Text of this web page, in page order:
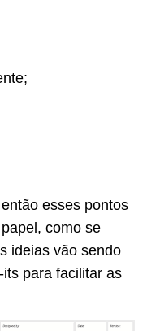
esses pontos
como se
ideias vão sendo
para facilitar as